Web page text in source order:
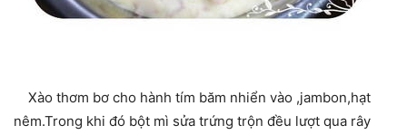
Xào thơm bơ cho hành tím băm nhiển vào ,jambon,hạt
nêm.Trong khi đó bột mì sửa trứng trộn đều lượt qua rây